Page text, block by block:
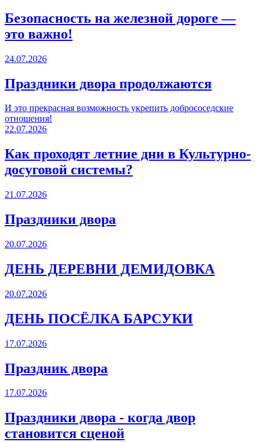
Безопасность на железной дороге —
это важно!
24.07.2026
Праздники двора продолжаются
И это прекрасная возможность укрепить добрососедские
отношения!
22.07.2026
Как проходят летние дни в Культурно-
досуговой системы?
21.07.2026
Праздники двора
20.07.2026
ДЕНЬ ДЕРЕВНИ ДЕМИДОВКА
20.07.2026
ДЕНЬ ПОСЁЛКА БАРСУКИ
17.07.2026
Праздник двора
17.07.2026
Праздники двора - когда двор
становится сценой